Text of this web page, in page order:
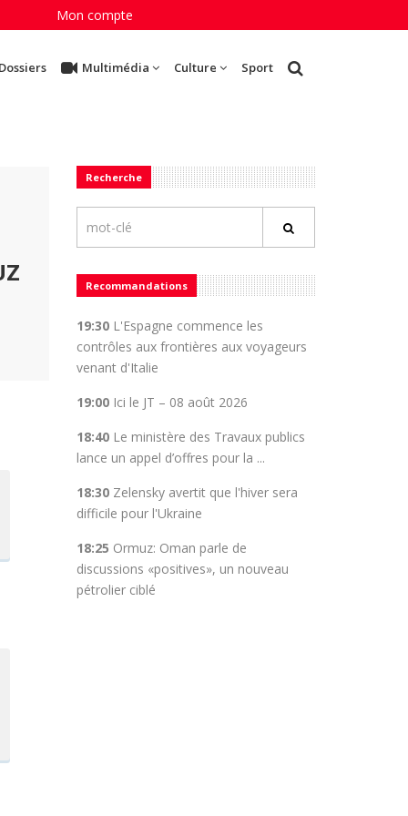
Mon compte
Multimédia Culture Sport
Recherche
Recommandations
19:30L'Espagne commence les
contrôles aux frontières aux voyageurs
venant d'Italie
19:00Ici le JT – 08 août 2026
18:40Le ministère des Travaux publics
lance un appel d’offres pour la ...
18:30Zelensky avertit que l'hiver sera
difficile pour l'Ukraine
18:25 Ormuz: Oman parle de
discussions «positives», un nouveau
pétrolier ciblé